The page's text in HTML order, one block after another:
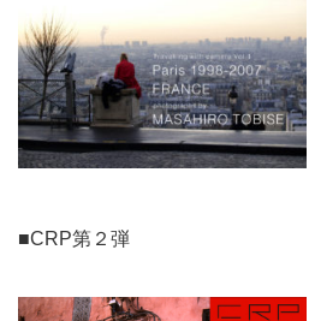
■CRP第２弾